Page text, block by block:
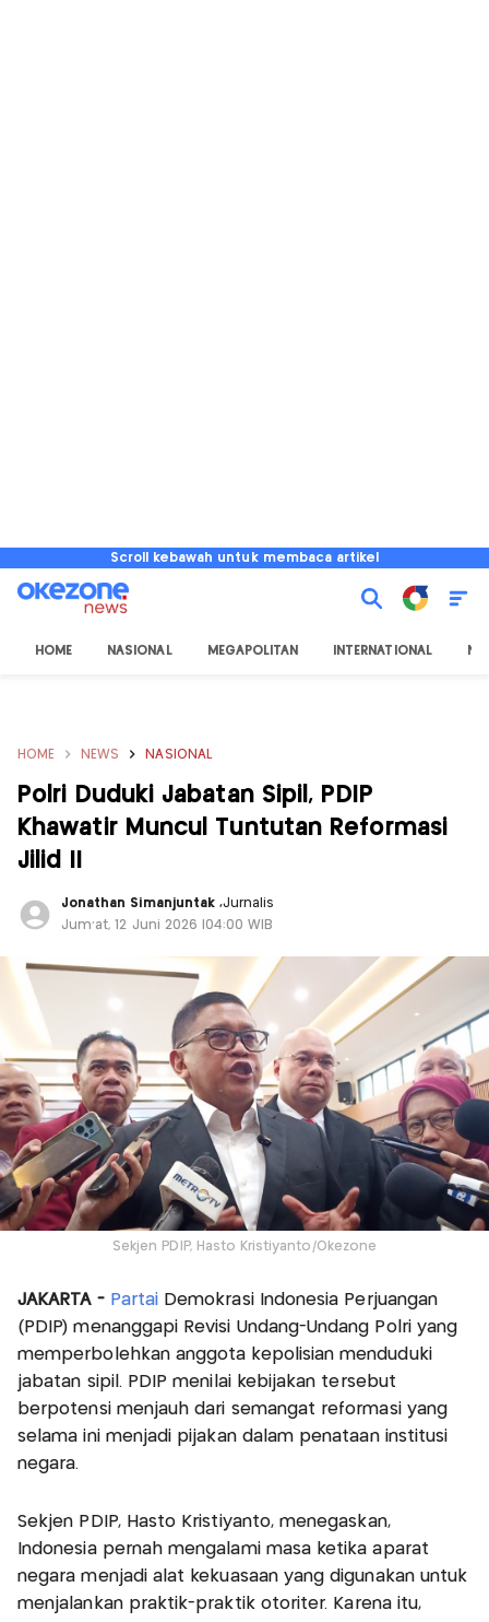
Scroll kebawah untuk membaca artikel
HOME NASIONAL MEGAPOLITAN INTERNATIONAL
HOME NEWS NASIONAL
Polri Duduki Jabatan Sipil, PDIP
Khawatir Muncul Tuntutan Reformasi
Jilid II
Jonathan Simanjuntak,Jurnalis
Jum'at, 12 Juni 2026 |04:00 WIB
Sekjen PDIP, Hasto Kristiyanto/Okezone
JAKARTA - Partai Demokrasi Indonesia Perjuangan
(PDIP) menanggapi Revisi Undang-Undang Polri yang
memperbolehkan anggota kepolisian menduduki
jabatan sipil. PDIP menilai kebijakan tersebut
berpotensi menjauh dari semangat reformasi yang
selama ini menjadi pijakan dalam penataan institusi
negara.
Sekjen PDIP, Hasto Kristiyanto, menegaskan,
Indonesia pernah mengalami masa ketika aparat
negara menjadi alat kekuasaan yang digunakan untuk
menjalankan praktik-praktik otoriter. Karena itu,